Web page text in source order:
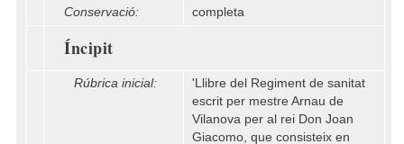
Conservació:
completa
Íncipit
Rúbrica inicial:
'Llibre del Regiment de sanitat
escrit per mestre Arnau de
Vilanova per al rei Don Joan
Giacomo, que consisteix en